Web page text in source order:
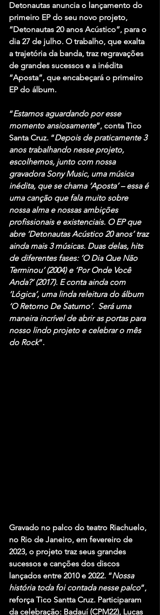
Detonautas anuncia o lançamento do
primeiro EP do seu novo projeto,
“Detonautas 20 anos Acústico”, para o
dia 27 de julho. O trabalho, que exalta
a trajetória da banda, traz regravações
de grandes sucessos e a inédita
“Aposta”, que encabeçará o primeiro
EP do álbum.
“Estamos aguardando por esse
momento ansiosamente”, conta Tico
Santa Cruz. “Depois de praticamente 3
anos trabalhando nesse projeto,
escolhemos, junto com nossa
gravadora Sony Music, uma música
inédita, que se chama ‘Aposta’ – essa é
uma canção que fala muito sobre
nossa alma e nossas ambições
profissionais e existenciais. O EP que
abre ‘Detonautas Acústico 20 anos’ traz
ainda mais 3 músicas. Duas delas, hits
de diferentes fases: ‘O Dia Que Não
Terminou’ (2004) e ‘Por Onde Você
Anda?’ (2017). E conta ainda com
‘Lógica’, uma linda releitura do álbum
‘O Retorno De Saturno’.  Será uma
maneira incrível de abrir as portas para
nosso lindo projeto e celebrar o mês
do Rock”.
Gravado no palco do teatro Riachuelo,
no Rio de Janeiro, em fevereiro de
2023, o projeto traz seus grandes
sucessos e canções dos discos
lançados entre 2010 e 2022. “Nossa
história toda foi contada nesse palco”,
reforça Tico Santta Cruz. Participaram
da celebração: Badauí (CPM22), Lucas